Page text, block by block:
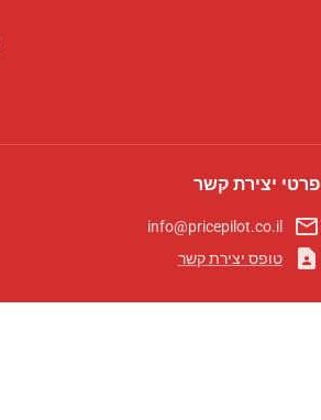
פרטי יצירת קשר
mail_outline
info@pricepilot.co.il
contact_page טופס יצירת קשר